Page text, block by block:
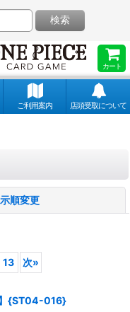
カート
検索
ご利用案内 店頭受取について
順変更
13 次»
{ST04-016}